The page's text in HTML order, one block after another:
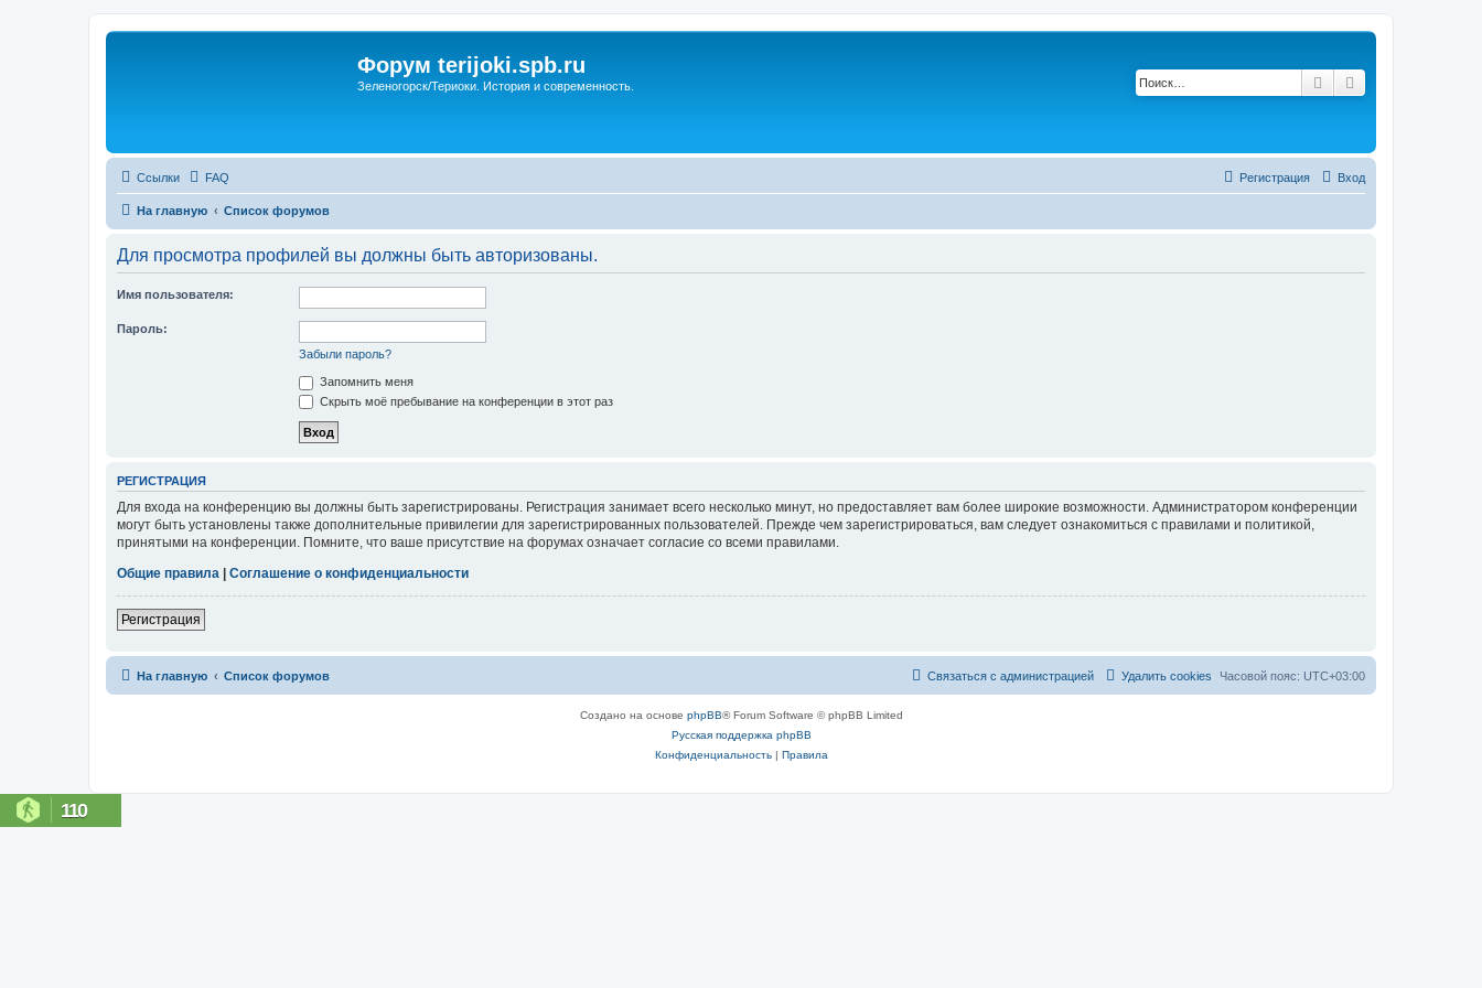
Форум terijoki.spb.ru
Зеленогорск/Териоки. История и современность. Поиск
Ссылки FAQ Вход
Регистрация
На главную Список форумов
Для просмотра профилей вы должны быть авторизованы.
Имя пользователя:
Пароль:
Забыли пароль?
Запомнить меня
Скрыть моё пребывание на конференции в этот раз
РЕГИСТРАЦИЯ
Для входа на конференцию вы должны быть зарегистрированы. Регистрация занимает всего несколько минут, но предоставляет вам более широкие возможности. Администратором конференции
могут быть установлены также дополнительные привилегии для зарегистрированных пользователей. Прежде чем зарегистрироваться, вам следует ознакомиться с правилами и политикой,
принятыми на конференции. Помните, что ваше присутствие на форумах означает согласие со всеми правилами.
Общие правила | Соглашение о конфиденциальности
Регистрация
На главную Список форумов Часовой пояс: UTC+03:00
Удалить cookies
Связаться с администрацией
Создано на основе phpBB® Forum Software © phpBB Limited
Русская поддержка phpBB
Конфиденциальность| Правила
110